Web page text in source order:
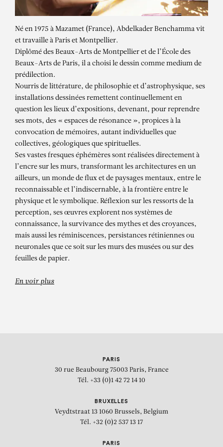
ABDELKADER
BENCHAMMA
Apocalypse Trees – Dévoilement
Né en 1975 à Mazamet (France), Abdelkader Benchamma vit
et travaille à Paris et Montpellier.
Diplômé des Beaux-Arts de Montpellier et de l’École des
Beaux-Arts de Paris, il a choisi le dessin comme medium de
prédilection.
Nourris de littérature, de philosophie et d’astrophysique, ses
installations dessinées remettent continuellement en
question les lieux d’expositions, devenant, pour reprendre
ses mots, des « espaces de résonance », propices à la
convocation de mémoires, autant individuelles que
collectives, géologiques que spirituelles.
Ses vastes fresques éphémères sont réalisées directement à
l’encre sur les murs, transformant les architectures en un
ailleurs, un monde de flux et de paysages mentaux, entre le
reconnaissable et l’indiscernable, à la frontière entre le
physique et le symbolique. Réflexion sur les ressorts de la
perception, ses œuvres explorent nos systèmes de
connaissance, la survivance des mythes et des croyances,
mais aussi les réminiscences, persistances rétiniennes ou
neuronales que ce soit sur les murs des musées ou sur des
feuilles de papier.
En voir plus
PARIS
30 rue Beaubourg 75003 Paris, France
Tél. +33 (0)1 42 72 14 10
BRUXELLES
Veydtstraat 13 1060 Brussels, Belgium
Tél. +32 (0)2 537 13 17
PARIS